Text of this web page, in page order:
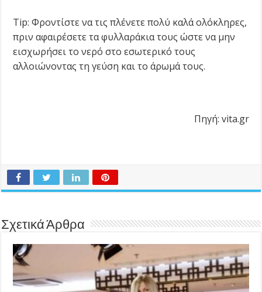
Tip: Φροντίστε να τις πλένετε πολύ καλά ολόκληρες,
πριν αφαιρέσετε τα φυλλαράκια τους ώστε να μην
εισχωρήσει το νερό στο εσωτερικό τους
αλλοιώνοντας τη γεύση και το άρωμά τους.
Πηγή: vita.gr
Σχετικά Άρθρα